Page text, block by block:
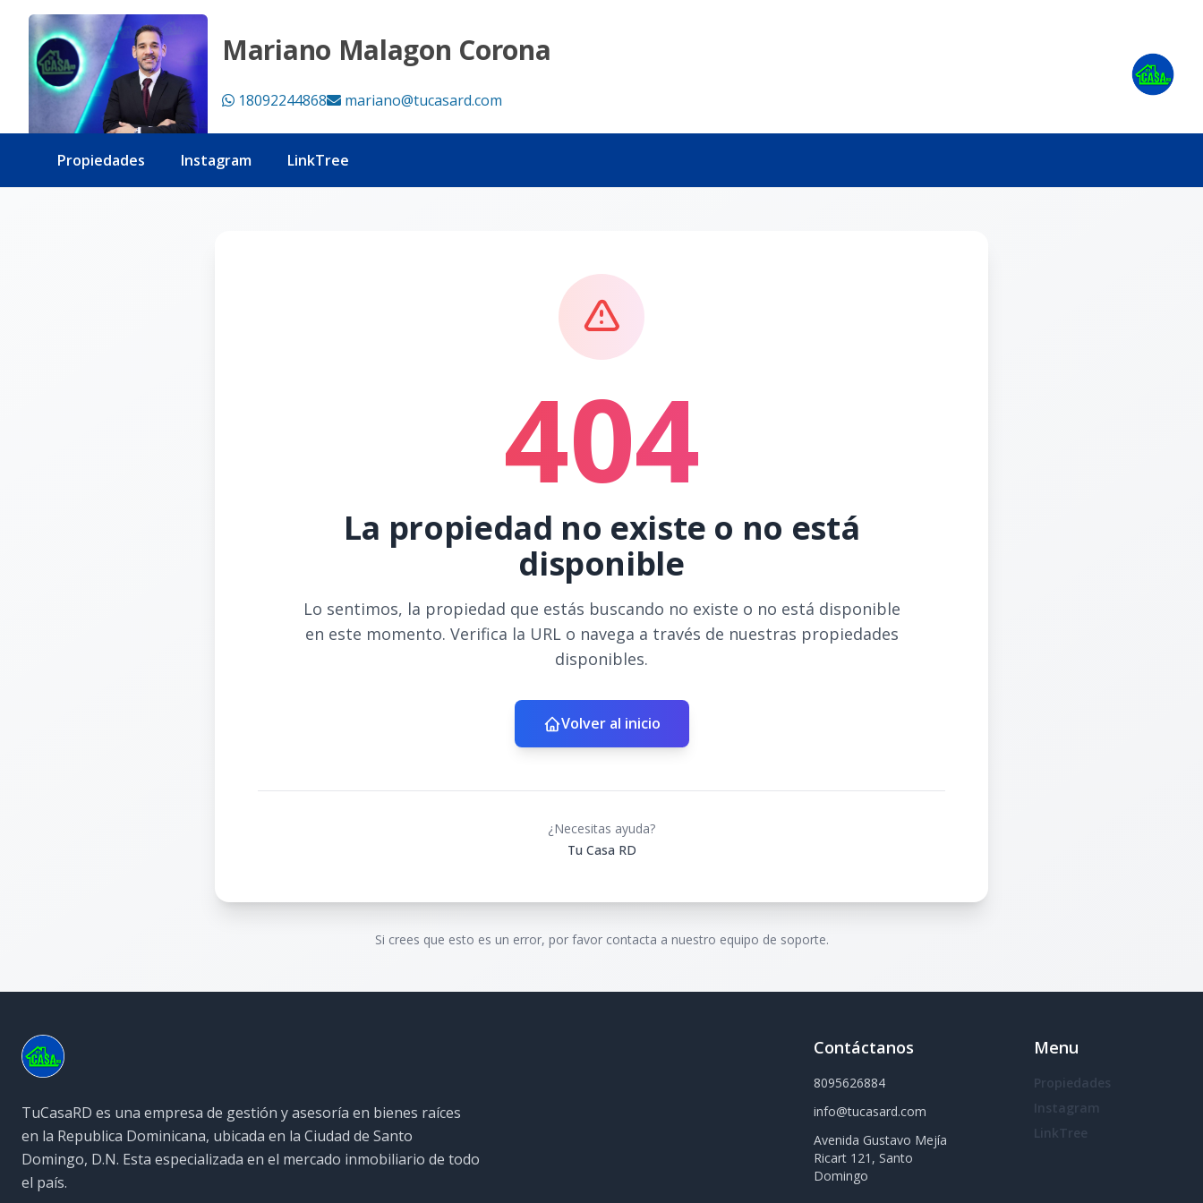
Mariano Malagon Corona
18092244868 mariano@tucasard.com
Propiedades Instagram LinkTree
404
La propiedad no existe o no está
disponible
Lo sentimos, la propiedad que estás buscando no existe o no está disponible
en este momento. Verifica la URL o navega a través de nuestras propiedades
disponibles.
Volver al inicio
¿Necesitas ayuda?
Tu Casa RD
Si crees que esto es un error, por favor contacta a nuestro equipo de soporte.
TuCasaRD es una empresa de gestión y asesoría en bienes raíces
en la Republica Dominicana, ubicada en la Ciudad de Santo
Domingo, D.N. Esta especializada en el mercado inmobiliario de todo
el país.
Contáctanos
8095626884
info@tucasard.com
Avenida Gustavo Mejía
Ricart 121, Santo
Domingo
Menu
Propiedades
Instagram
LinkTree
Página no encontrada - Tu Casa RD